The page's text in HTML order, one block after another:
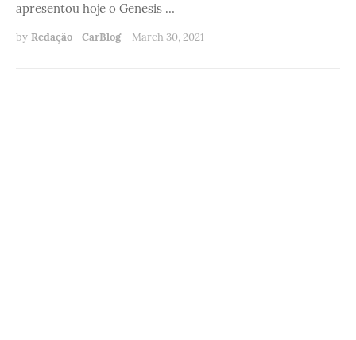
apresentou hoje o Genesis …
by Redação - CarBlog - March 30, 2021